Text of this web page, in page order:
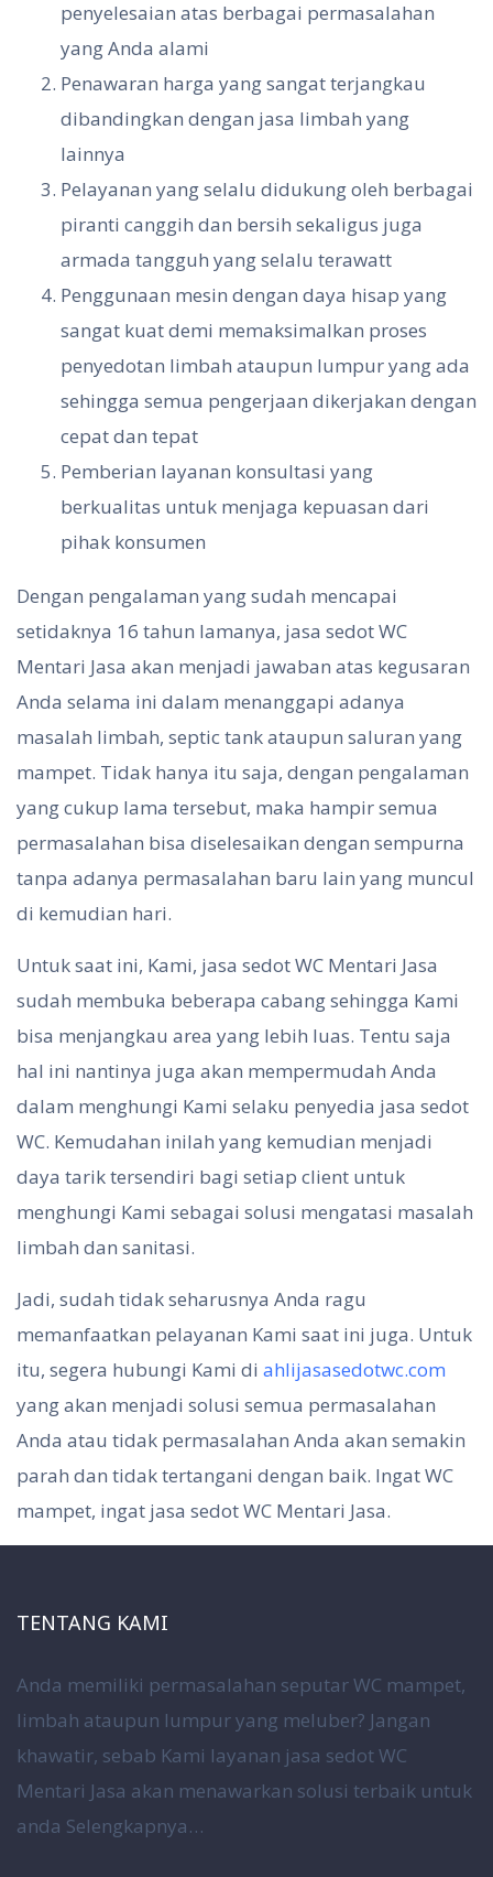
penyelesaian atas berbagai permasalahan
yang Anda alami
Penawaran harga yang sangat terjangkau
dibandingkan dengan jasa limbah yang
lainnya
Pelayanan yang selalu didukung oleh berbagai
piranti canggih dan bersih sekaligus juga
armada tangguh yang selalu terawatt
Penggunaan mesin dengan daya hisap yang
sangat kuat demi memaksimalkan proses
penyedotan limbah ataupun lumpur yang ada
sehingga semua pengerjaan dikerjakan dengan
cepat dan tepat
Pemberian layanan konsultasi yang
berkualitas untuk menjaga kepuasan dari
pihak konsumen
Dengan pengalaman yang sudah mencapai
setidaknya 16 tahun lamanya, jasa sedot WC
Mentari Jasa akan menjadi jawaban atas kegusaran
Anda selama ini dalam menanggapi adanya
masalah limbah, septic tank ataupun saluran yang
mampet. Tidak hanya itu saja, dengan pengalaman
yang cukup lama tersebut, maka hampir semua
permasalahan bisa diselesaikan dengan sempurna
tanpa adanya permasalahan baru lain yang muncul
di kemudian hari.
Untuk saat ini, Kami, jasa sedot WC Mentari Jasa
sudah membuka beberapa cabang sehingga Kami
bisa menjangkau area yang lebih luas. Tentu saja
hal ini nantinya juga akan mempermudah Anda
dalam menghungi Kami selaku penyedia jasa sedot
WC. Kemudahan inilah yang kemudian menjadi
daya tarik tersendiri bagi setiap client untuk
menghungi Kami sebagai solusi mengatasi masalah
limbah dan sanitasi.
Jadi, sudah tidak seharusnya Anda ragu
memanfaatkan pelayanan Kami saat ini juga. Untuk
itu, segera hubungi Kami di ahlijasasedotwc.com
yang akan menjadi solusi semua permasalahan
Anda atau tidak permasalahan Anda akan semakin
parah dan tidak tertangani dengan baik. Ingat WC
mampet, ingat jasa sedot WC Mentari Jasa.
TENTANG KAMI
Anda memiliki permasalahan seputar WC mampet,
limbah ataupun lumpur yang meluber? Jangan
khawatir, sebab Kami layanan jasa sedot WC
Mentari Jasa akan menawarkan solusi terbaik untuk
anda Selengkapnya…